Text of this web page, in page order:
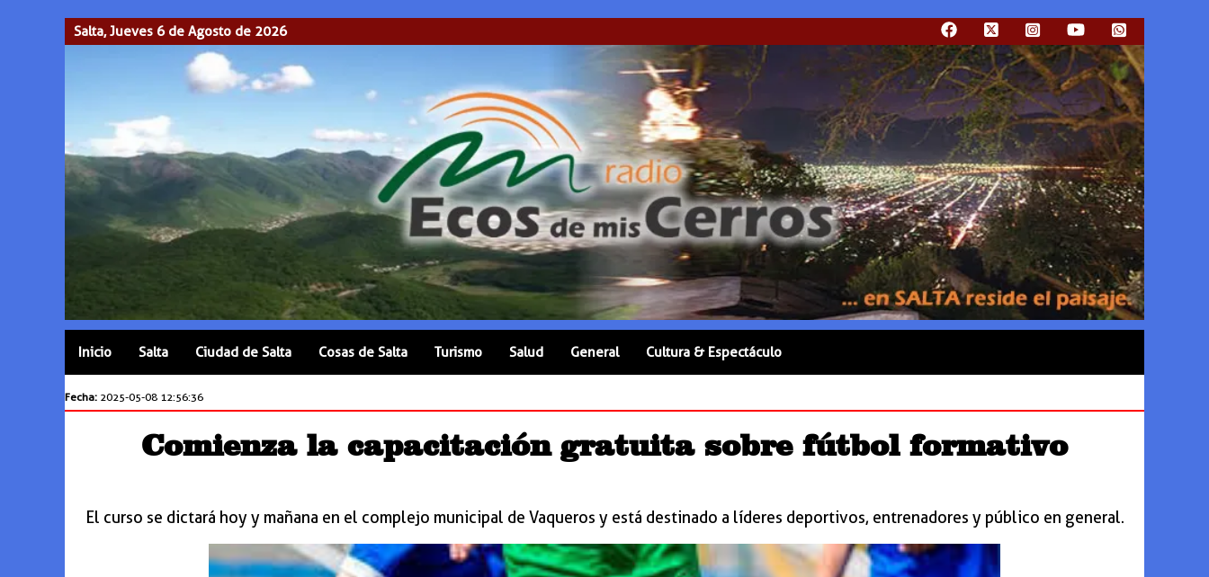
Salta, Jueves 6 de Agosto de 2026
Inicio Salta Ciudad de Salta Cosas de Salta Turismo Salud General Cultura & Espectáculo
Fecha: 2025-05-08 12:56:36
Comienza la capacitación gratuita sobre fútbol formativo
El curso se dictará hoy y mañana en el complejo municipal de Vaqueros y está destinado a líderes deportivos, entrenadores y público en general.